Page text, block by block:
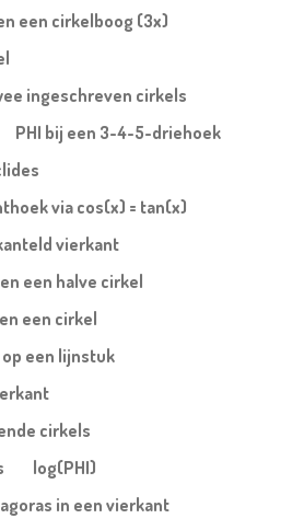
een cirkelboog (3x)
ingeschreven cirkels
PHI bij een 3-4-5-driehoek
via cos(x) = tan(x)
vierkant
een halve cirkel
een cirkel
een lijnstuk
cirkels
log(PHI)
in een vierkant